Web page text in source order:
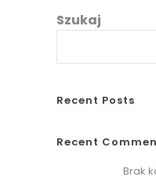
Szukaj
Recent Posts
Recent
Brak